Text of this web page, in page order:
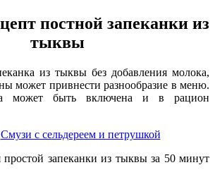
постной запеканки из
тыквы
из тыквы без добавления молока,
может привнести разнообразие в меню.
может быть включена и в рацион
Смузи с сельдереем и петрушкой
простой запеканки из тыквы за 50 минут